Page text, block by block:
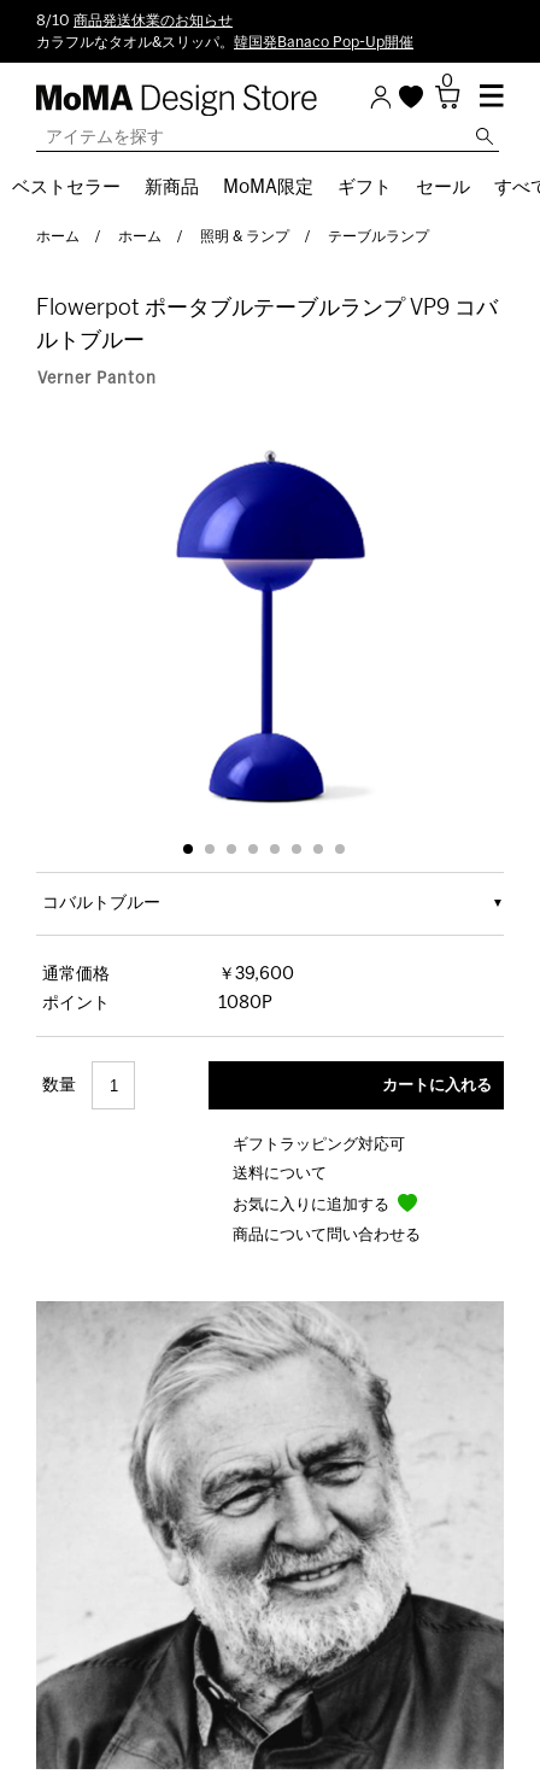
8/10 商品発送休業のお知らせ
カラフルなタオル&スリッパ。 韓国発Banaco Pop-Up開催
0
ベストセラー 新商品 MoMA限定 ギフト セール すべ
ホーム ホーム 照明 & ランプ テーブルランプ
Flowerpot ポータブルテーブルランプ VP9 コバ
ルトブルー
Verner Panton
コバルトブルー
通常価格
￥39,600
ポイント
1080P
数量
ギフトラッピング対応可
送料について
お気に入りに追加する
商品について問い合わせる